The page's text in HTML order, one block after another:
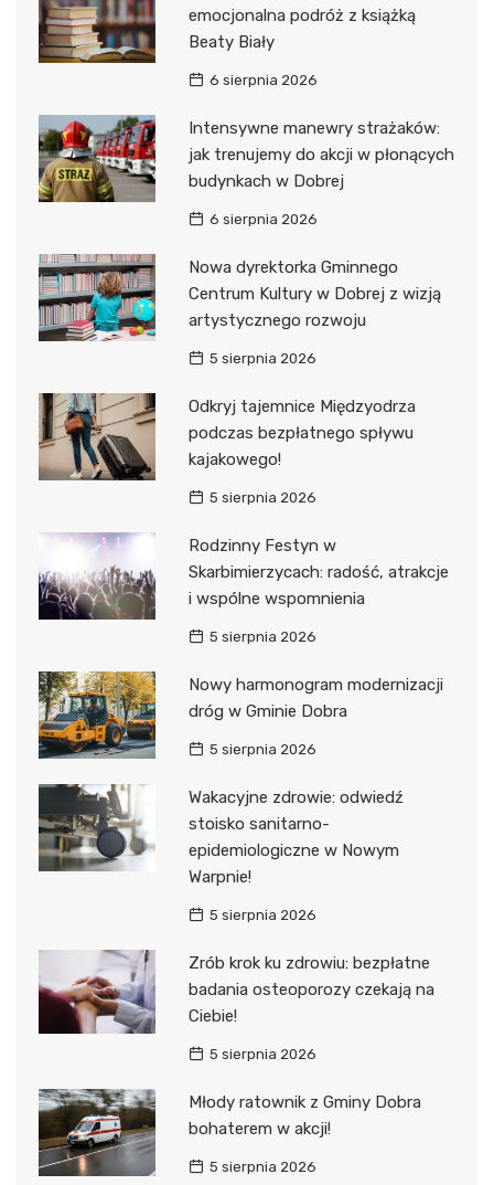
emocjonalna podróż z książką
Beaty Biały
6 sierpnia 2026
Intensywne manewry strażaków:
jak trenujemy do akcji w płonących
budynkach w Dobrej
6 sierpnia 2026
Nowa dyrektorka Gminnego
Centrum Kultury w Dobrej z wizją
artystycznego rozwoju
5 sierpnia 2026
Odkryj tajemnice Międzyodrza
podczas bezpłatnego spływu
kajakowego!
5 sierpnia 2026
Rodzinny Festyn w
Skarbimierzycach: radość, atrakcje
i wspólne wspomnienia
5 sierpnia 2026
Nowy harmonogram modernizacji
dróg w Gminie Dobra
5 sierpnia 2026
Wakacyjne zdrowie: odwiedź
stoisko sanitarno-
epidemiologiczne w Nowym
Warpnie!
5 sierpnia 2026
Zrób krok ku zdrowiu: bezpłatne
badania osteoporozy czekają na
Ciebie!
5 sierpnia 2026
Młody ratownik z Gminy Dobra
bohaterem w akcji!
5 sierpnia 2026